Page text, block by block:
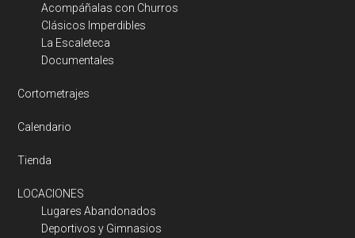
Acompáñalas con Churros
Clásicos Imperdibles
La Escaleteca
Documentales
Cortometrajes
Calendario
Tienda
LOCACIONES
Lugares Abandonados
Deportivos y Gimnasios